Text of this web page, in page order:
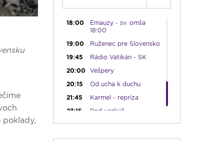
poklady,
17:30
Infolumen
18:00
Emauzy - sv. omša
18:00
19:00
Ruženec pre Slovensko
19:45
Rádio Vatikán - SK
20:00
Vešpery
20:15
Od ucha k duchu
21:45
Karmel - repríza
23:15
Pod vankúš
23:30
Infolumen - repríza